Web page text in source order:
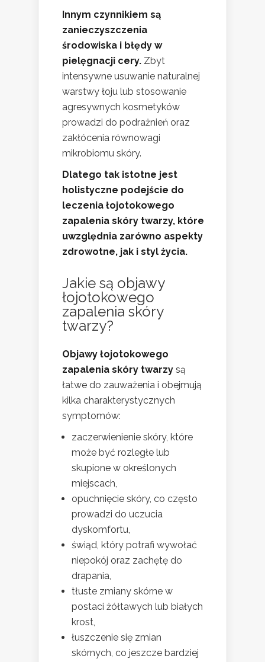
Innym czynnikiem są
zanieczyszczenia
środowiska i błędy w
pielęgnacji cery. Zbyt
intensywne usuwanie naturalnej
warstwy łoju lub stosowanie
agresywnych kosmetyków
prowadzi do podrażnień oraz
zakłócenia równowagi
mikrobiomu skóry.
Dlatego tak istotne jest
holistyczne podejście do
leczenia łojotokowego
zapalenia skóry twarzy, które
uwzględnia zarówno aspekty
zdrowotne, jak i styl życia.
Jakie są objawy
łojotokowego
zapalenia skóry
twarzy?
Objawy łojotokowego
zapalenia skóry twarzy są
łatwe do zauważenia i obejmują
kilka charakterystycznych
symptomów:
zaczerwienienie skóry, które
może być rozległe lub
skupione w określonych
miejscach,
opuchnięcie skóry, co często
prowadzi do uczucia
dyskomfortu,
świąd, który potrafi wywołać
niepokój oraz zachętę do
drapania,
tłuste zmiany skórne w
postaci żółtawych lub białych
krost,
łuszczenie się zmian
skórnych, co jeszcze bardziej